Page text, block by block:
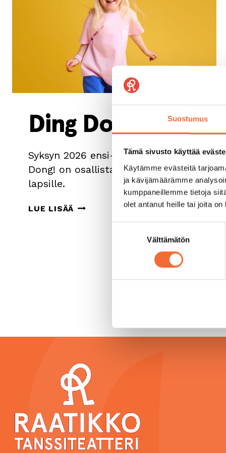
Suostumus
Tämä sivusto käyttää
Käytämme evästeitä
ja kävijämäärämme
kumppaneillemme tietoja
olet antanut heille tai joita
Välttämätön
Ding Dong!
Syksyn 2026 ensi-iltateos Ding
Dong! on osallistava tanssiteos
lapsille.
LUE LISÄÄ DING